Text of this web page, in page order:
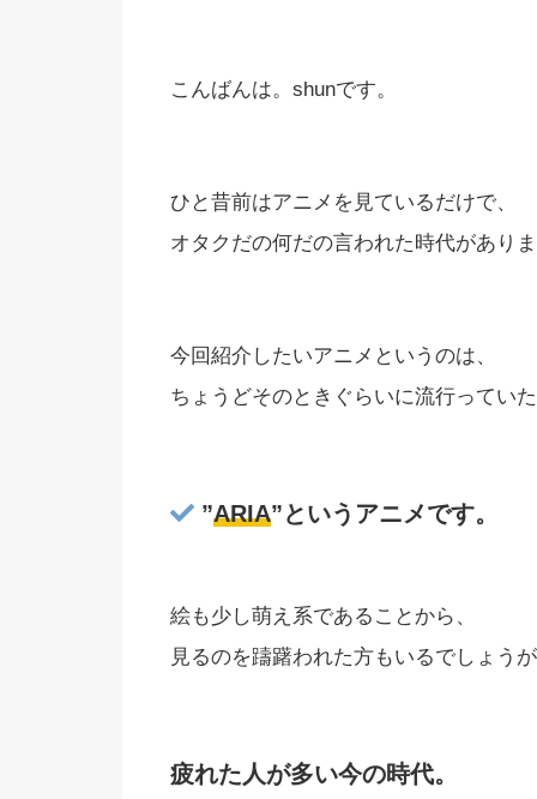
こんばんは。shunです。
ひと昔前はアニメを見ているだけで、
オタクだの何だの言われた時代がありま
今回紹介したいアニメというのは、
ちょうどそのときぐらいに流行っていた
”ARIA”というアニメです。
絵も少し萌え系であることから、
見るのを躊躇われた方もいるでしょうが
疲れた人が多い今の時代。